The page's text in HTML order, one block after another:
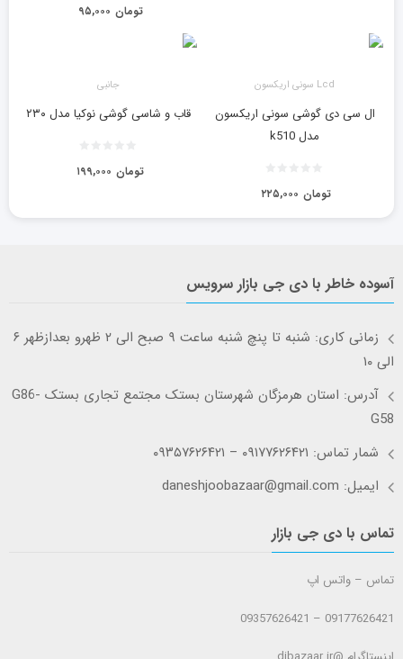
۹۵,۰۰۰ تومان
Lcd سونی اریکسون
ال سی دی گوشی سونی اریکسون
مدل k510
۲۲۵,۰۰۰ تومان
جانبی
قاب و شاسی گوشی نوکیا مدل ۲۳۰
۱۹۹,۰۰۰ تومان
آسوده خاطر با دی جی بازار سرویس
زمانی کاری: شنبه تا پنچ شنبه ساعت ۹ صبح الی ۲ ظهرو بعدازظهر ۶
الی ۱۰
آدرس: استان هرمزگان شهرستان بستک مجتمع تجاری بستک G86-
G58
شمار تماس: ۰۹۱۷۷۶۲۶۴۲۱ – ۰۹۳۵۷۶۲۶۴۲۱
ایمیل: daneshjoobazaar@gmail.com
تماس با دی جی بازار
تماس – واتس اپ
09177626421 – 09357626421